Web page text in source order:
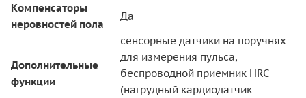
Компенсаторы
неровностей пола
Да
Дополнительные
функции
сенсорные датчики на поручнях
для измерения пульса,
беспроводной приемник HRC
(нагрудный кардиодатчик